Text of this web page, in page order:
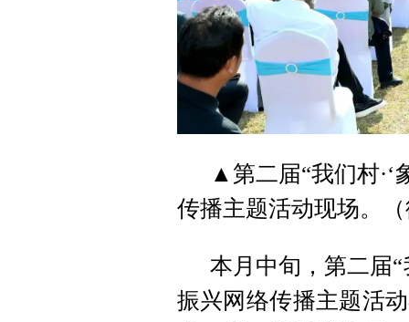
▲第二届“我们村·‘
传播主题活动现场。
本月中旬，第二届“
振兴网络传播主题活